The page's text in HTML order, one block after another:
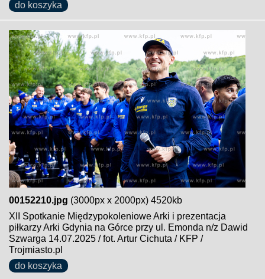
do koszyka
00152210.jpg (3000px x 2000px) 4520kb
XII Spotkanie Międzypokoleniowe Arki i prezentacja
piłkarzy Arki Gdynia na Górce przy ul. Emonda n/z Dawid
Szwarga 14.07.2025 / fot. Artur Cichuta / KFP /
Trojmiasto.pl
do koszyka